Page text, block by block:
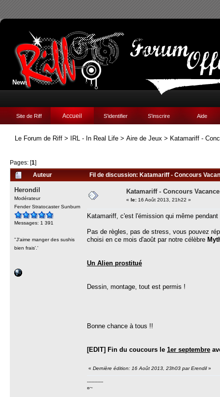
News:
Site de Riff Accueil S'identifier S'inscrire Aide
Le Forum de Riff > IRL - In Real Life > Aire de Jeux > Katamariff -
Pages: [1]
Auteur
Fil de discussion: Katamariff - Concours
Herondil
Modérateur
Fender Stratocaster Sunburn
Messages: 1 391
''J'aime manger des sushis
bien frais'.'
Katamariff - Concours
« le: 16 Août 2013, 21h22 »
Katamariff, c'est l'émission qui même
Pas de règles, pas de stress, vous pouvez
choisi en ce mois d'août par notre célèbre
Un Alien prostitué
Dessin, montage, tout est permis !
Bonne chance à tous !!
[EDIT] Fin du coucours le 1er septembre
« Dernière édition: 16 Août 2013, 23h03 par Erendil»
-----------
¤~